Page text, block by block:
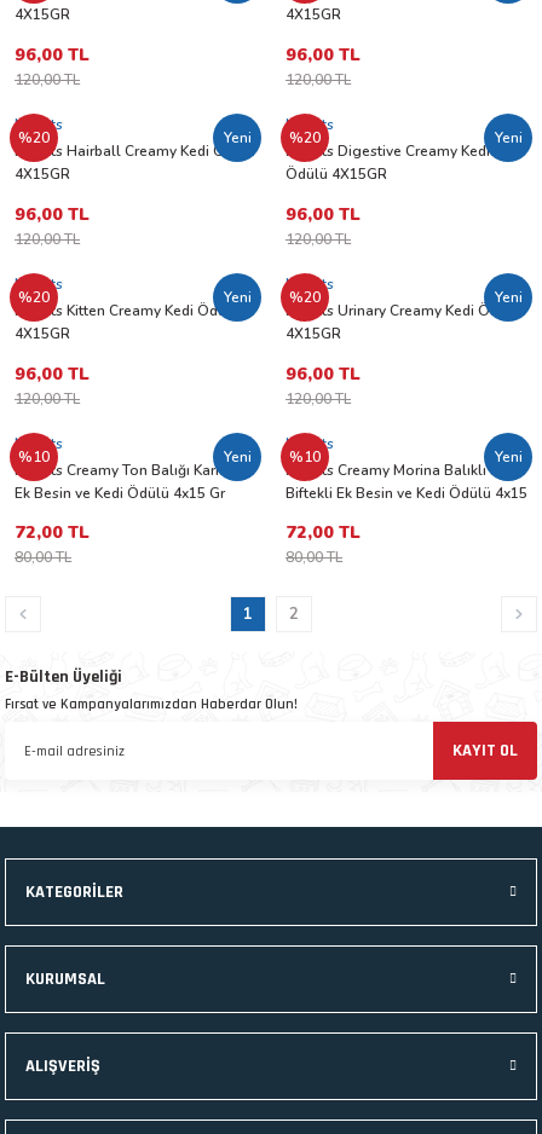
4X15GR
96,00 TL
120,00 TL
4X15GR
96,00 TL
120,00 TL
%20 Yeni
M-Pets
M-Pets Hairball Creamy Kedi Ödülü
4X15GR
96,00 TL
120,00 TL
%20 Yeni
M-Pets
M-Pets Digestive Creamy Kedi
Ödülü 4X15GR
96,00 TL
120,00 TL
%20 Yeni
M-Pets
M-Pets Kitten Creamy Kedi Ödülü
4X15GR
96,00 TL
120,00 TL
%20 Yeni
M-Pets
M-Pets Urinary Creamy Kedi Ödülü
4X15GR
96,00 TL
120,00 TL
%10 Yeni
M-Pets
M-Pets Creamy Ton Balığı Karides
Ek Besin ve Kedi Ödülü 4x15 Gr
72,00 TL
80,00 TL
%10 Yeni
M-Pets
M-Pets Creamy Morina Balıklı ve
Biftekli Ek Besin ve Kedi Ödülü 4x15
72,00 TL
80,00 TL
1 2
E-Bülten Üyeliği
Fırsat ve Kampanyalarımızdan Haberdar Olun!
KAYIT OL
KATEGORİLER
KURUMSAL
ALIŞVERİŞ